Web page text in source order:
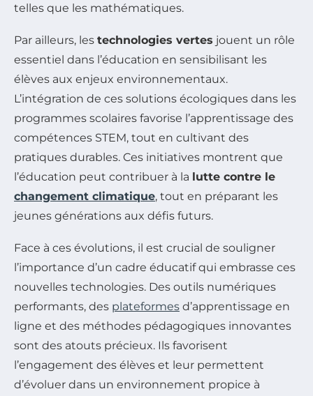
telles que les mathématiques.
Par ailleurs, les technologies vertes jouent un rôle
essentiel dans l’éducation en sensibilisant les
élèves aux enjeux environnementaux.
L’intégration de ces solutions écologiques dans les
programmes scolaires favorise l’apprentissage des
compétences STEM, tout en cultivant des
pratiques durables. Ces initiatives montrent que
l’éducation peut contribuer à la lutte contre le
changement climatique, tout en préparant les
jeunes générations aux défis futurs.
Face à ces évolutions, il est crucial de souligner
l’importance d’un cadre éducatif qui embrasse ces
nouvelles technologies. Des outils numériques
performants, des plateformes d’apprentissage en
ligne et des méthodes pédagogiques innovantes
sont des atouts précieux. Ils favorisent
l’engagement des élèves et leur permettent
d’évoluer dans un environnement propice à